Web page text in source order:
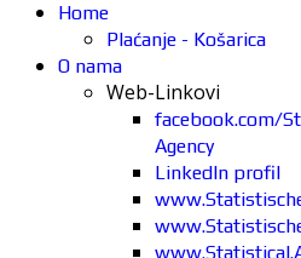
Home
Plaćanje - Košarica
O nama
Web-Linkovi
facebook.com/
Agency
LinkedIn profil